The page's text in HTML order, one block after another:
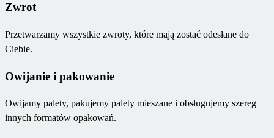
Zwrot
Przetwarzamy wszystkie zwroty, które mają zostać odesłane do
Ciebie.
Owijanie i pakowanie
Owijamy palety, pakujemy palety mieszane i obsługujemy szereg
innych formatów opakowań.